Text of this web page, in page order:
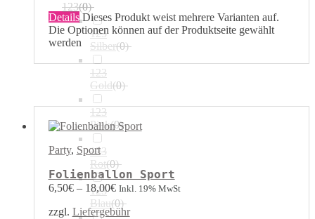
Details Dieses Produkt weist mehrere Varianten auf.
Die Optionen können auf der Produktseite gewählt
werden
Party, Sport
Folienballon Sport
6,50€– 18,00€ Inkl. 19% MwSt
zzgl. Liefergebühr
123(0)
123
Silber(0)
123
Gold(0)
123
Pink(0)
123
Rot(0)
123
Blau(0)